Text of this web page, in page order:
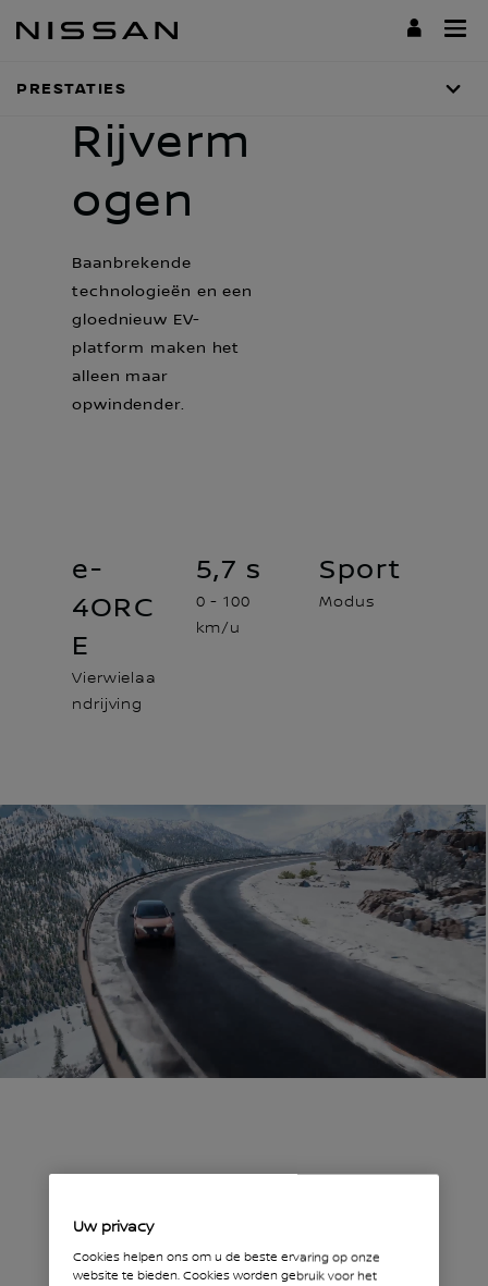
naar
PRESTATIES
Rijverm
ogen
Baanbrekende
technologieën en een
gloednieuw EV-
platform maken het
alleen maar
opwindender.
e-
4ORC
E
Vierwielaa
ndrijving
5,7 s
0 - 100
km/u
Sport
Modus
De unieke
Uw privacy
Cookies helpen ons om u de beste ervaring op onze
website te bieden. Cookies worden gebruik voor het